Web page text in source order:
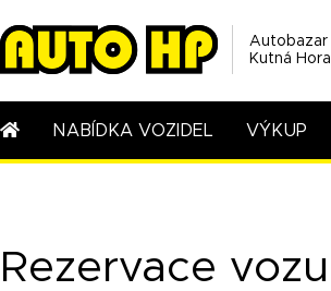
Autobazar
Kutná Hora
NABÍDKA VOZIDEL VÝKUP
Rezervace vozu